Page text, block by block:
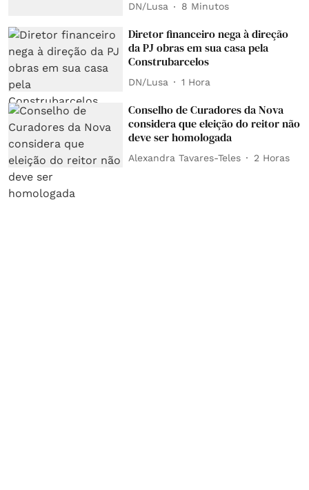
DN/Lusa 8 Minutos
Diretor financeiro nega à direção
da PJ obras em sua casa pela
Construbarcelos
DN/Lusa 1 Hora
Conselho de Curadores da Nova
considera que eleição do reitor não
deve ser homologada
Alexandra Tavares-Teles 2 Horas